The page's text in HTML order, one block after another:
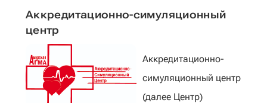
Аккредитационно-симуляционный
центр
Аккредитационно-
симуляционный центр
(далее Центр)